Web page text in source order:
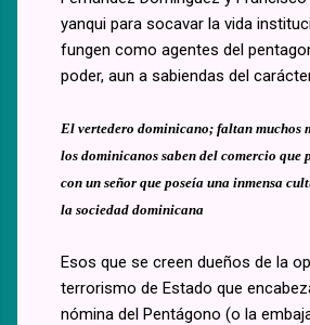
yanqui para socavar la vida
fungen como agentes del
poder, aun a sabiendas del
El vertedero dominicano; faltan muchos
los dominicanos saben del comercio
con un señor que poseía una inmensa
la sociedad dominicana
Esos que se creen dueños de la
terrorismo de Estado que
nómina del Pentágono (o la